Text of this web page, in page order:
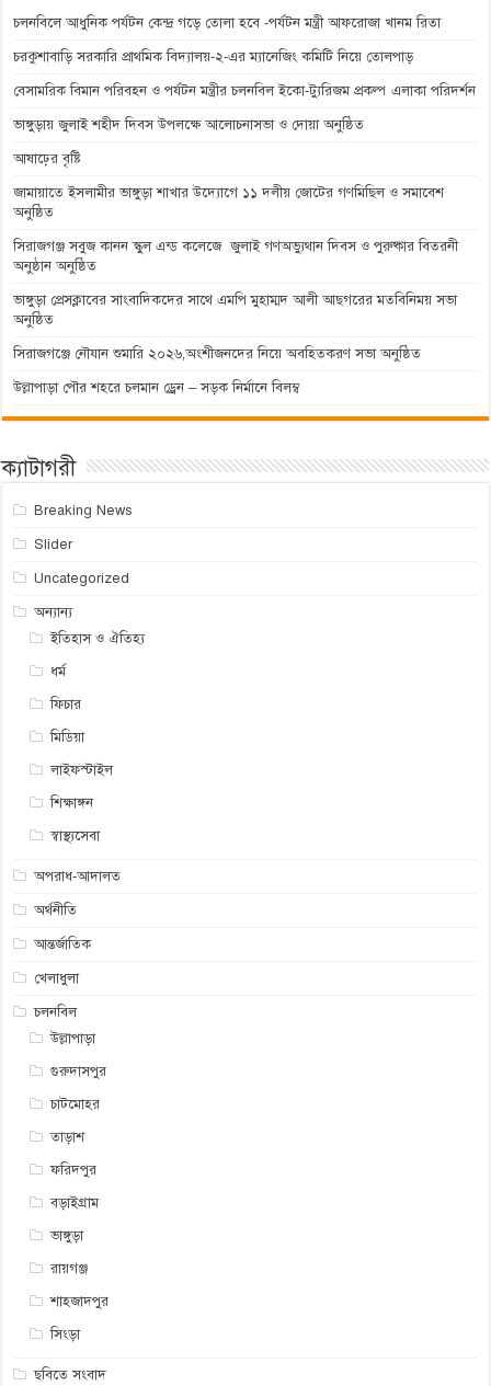
চলনবিলে আধুনিক পর্যটন কেন্দ্র গড়ে তোলা হবে -পর্যটন মন্ত্রী আফরোজা খানম রিতা
চরকুশাবাড়ি সরকারি প্রাথমিক বিদ্যালয়-২-এর ম্যানেজিং কমিটি নিয়ে তোলপাড়
বেসামরিক বিমান পরিবহন ও পর্যটন মন্ত্রীর চলনবিল ইকো-ট্যুরিজম প্রকল্প এলাকা পরিদর্শন
ভাঙ্গুড়ায় জুলাই শহীদ দিবস উপলক্ষে আলোচনাসভা ও দোয়া অনুষ্ঠিত
আষাঢ়ের বৃষ্টি
জামায়াতে ইসলামীর ভাঙ্গুড়া শাখার উদ্যোগে ১১ দলীয় জোটের গণমিছিল ও সমাবেশ
অনুষ্ঠিত
সিরাজগঞ্জ সবুজ কানন স্কুল এন্ড কলেজে জুলাই গণঅভ্যুথান দিবস ও পুরুষ্কার বিতরনী
অনুষ্ঠান অনুষ্ঠিত
ভাঙ্গুড়া প্রেসক্লাবের সাংবাদিকদের সাথে এমপি মুহাম্মদ আলী আছগরের মতবিনিময় সভা
অনুষ্ঠিত
সিরাজগঞ্জে নৌযান শুমারি ২০২৬,অংশীজনদের নিয়ে অবহিতকরণ সভা অনুষ্ঠিত
উল্লাপাড়া পৌর শহরে চলমান ড্রেন – সড়ক নির্মানে বিলম্ব
ক্যাটাগরী
Breaking News
Slider
Uncategorized
অন্যান্য
ইতিহাস ও ঐতিহ্য
ধর্ম
ফিচার
মিডিয়া
লাইফস্টাইল
শিক্ষাঙ্গন
স্বাস্থ্যসেবা
অপরাধ-আদালত
অর্থনীতি
আন্তর্জাতিক
খেলাধুলা
চলনবিল
উল্লাপাড়া
গুরুদাসপুর
চাটমোহর
তাড়াশ
ফরিদপুর
বড়াইগ্রাম
ভাঙ্গুড়া
রায়গঞ্জ
শাহজাদপুর
সিংড়া
ছবিতে সংবাদ